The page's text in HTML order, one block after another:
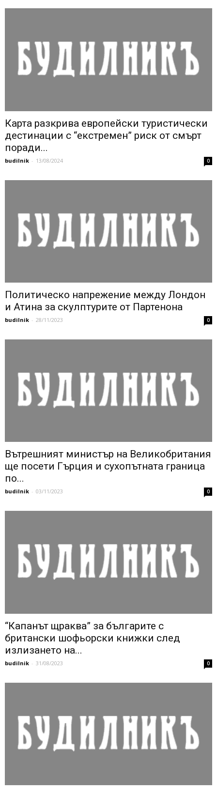
Карта разкрива европейски туристически
дестинации с “екстремен” риск от смърт
поради...
budilnik - 13/08/2024 0
Политическо напрежение между Лондон
и Атина за скулптурите от Партенона
budilnik - 28/11/2023 0
Вътрешният министър на Великобритания
ще посети Гърция и сухопътната граница
по...
budilnik - 03/11/2023 0
“Капанът щраква” за българите с
британски шофьорски книжки след
излизането на...
budilnik - 31/08/2023 0